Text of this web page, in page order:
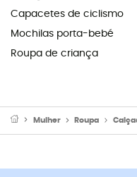
Capacetes de ciclismo
Mochilas porta-bebé
Roupa de criança
Mulher Roupa